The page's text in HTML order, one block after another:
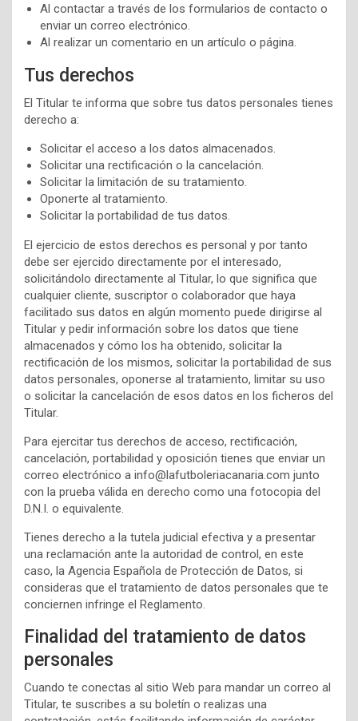
Al contactar a través de los formularios de contacto o
enviar un correo electrónico.
Al realizar un comentario en un artículo o página.
Tus derechos
El Titular te informa que sobre tus datos personales tienes
derecho a:
Solicitar el acceso a los datos almacenados.
Solicitar una rectificación o la cancelación.
Solicitar la limitación de su tratamiento.
Oponerte al tratamiento.
Solicitar la portabilidad de tus datos.
El ejercicio de estos derechos es personal y por tanto
debe ser ejercido directamente por el interesado,
solicitándolo directamente al Titular, lo que significa que
cualquier cliente, suscriptor o colaborador que haya
facilitado sus datos en algún momento puede dirigirse al
Titular y pedir información sobre los datos que tiene
almacenados y cómo los ha obtenido, solicitar la
rectificación de los mismos, solicitar la portabilidad de sus
datos personales, oponerse al tratamiento, limitar su uso
o solicitar la cancelación de esos datos en los ficheros del
Titular.
Para ejercitar tus derechos de acceso, rectificación,
cancelación, portabilidad y oposición tienes que enviar un
correo electrónico a info@lafutboleriacanaria.com junto
con la prueba válida en derecho como una fotocopia del
D.N.I. o equivalente.
Tienes derecho a la tutela judicial efectiva y a presentar
una reclamación ante la autoridad de control, en este
caso, la Agencia Española de Protección de Datos, si
consideras que el tratamiento de datos personales que te
conciernen infringe el Reglamento.
Finalidad del tratamiento de datos
personales
Cuando te conectas al sitio Web para mandar un correo al
Titular, te suscribes a su boletín o realizas una